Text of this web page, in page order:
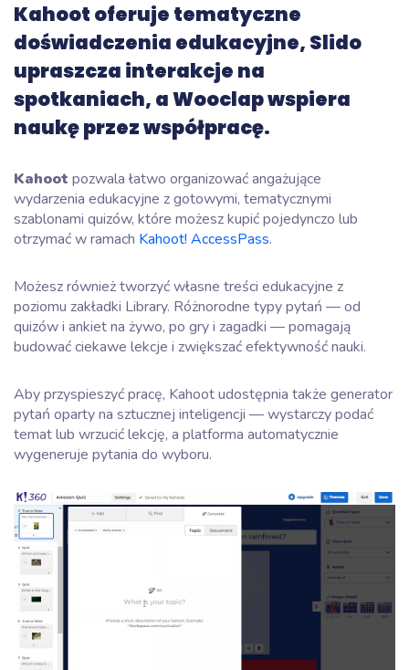
Kahoot oferuje tematyczne
doświadczenia edukacyjne, Slido
upraszcza interakcje na
spotkaniach, a Wooclap wspiera
naukę przez współpracę.
Kahoot pozwala łatwo organizować angażujące
wydarzenia edukacyjne z gotowymi, tematycznymi
szablonami quizów, które możesz kupić pojedynczo lub
otrzymać w ramach Kahoot! AccessPass.
Możesz również tworzyć własne treści edukacyjne z
poziomu zakładki Library. Różnorodne typy pytań — od
quizów i ankiet na żywo, po gry i zagadki — pomagają
budować ciekawe lekcje i zwiększać efektywność nauki.
Aby przyspieszyć pracę, Kahoot udostępnia także generator
pytań oparty na sztucznej inteligencji — wystarczy podać
temat lub wrzucić lekcję, a platforma automatycznie
wygeneruje pytania do wyboru.